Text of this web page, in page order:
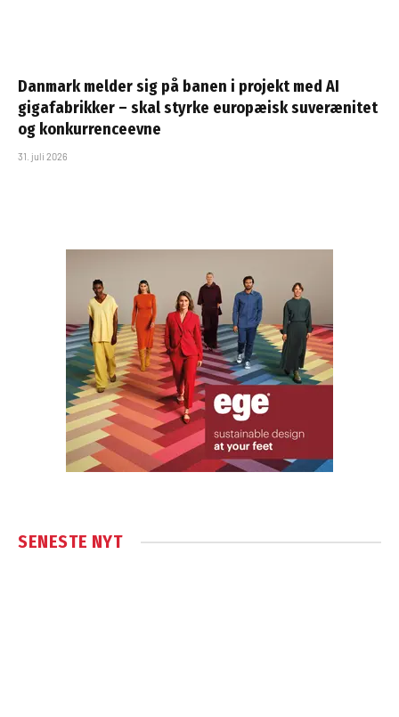
Danmark melder sig på banen i projekt med AI
gigafabrikker – skal styrke europæisk suverænitet
og konkurrenceevne
31. juli 2026
SENESTE NYT